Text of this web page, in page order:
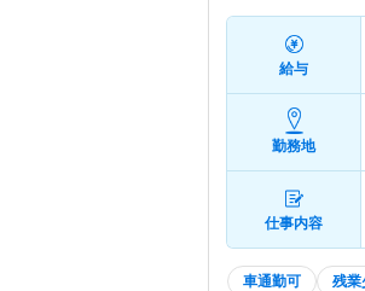
給与
勤務地
仕事内容
車通勤可 残業